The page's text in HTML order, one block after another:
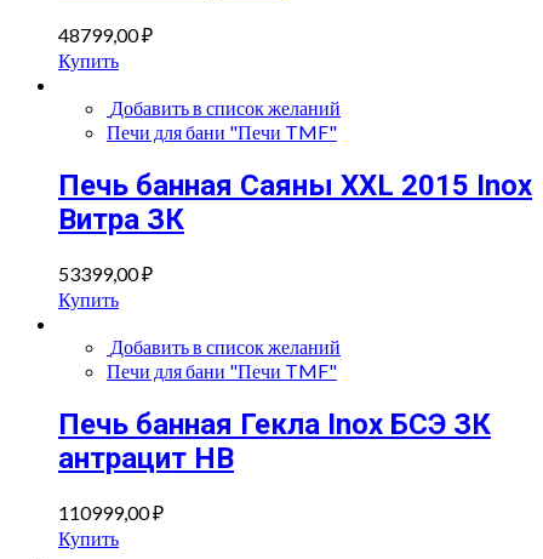
48799,00₽
Купить
Добавить в список желаний
Печи для бани "Печи TMF"
Печь банная Саяны XXL 2015 Inox
Витра ЗК
53399,00₽
Купить
Добавить в список желаний
Печи для бани "Печи TMF"
Печь банная Гекла Inox БСЭ ЗК
антрацит НВ
110999,00₽
Купить